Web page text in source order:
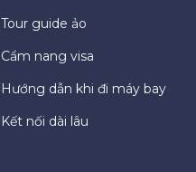
Tour guide ảo
Cẩm nang visa
Hướng dẫn khi đi máy bay
Kết nối dài lâu